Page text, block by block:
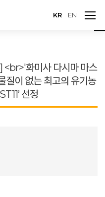
KR EN
<br>'화미사 다시마 마스
질이 없는 최고의 유기농
선정